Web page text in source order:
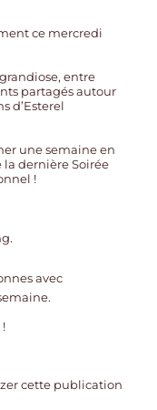
ce mercredi
entre
partagés autour
d’Esterel
une semaine en
la dernière Soirée
!
avec
cette publication